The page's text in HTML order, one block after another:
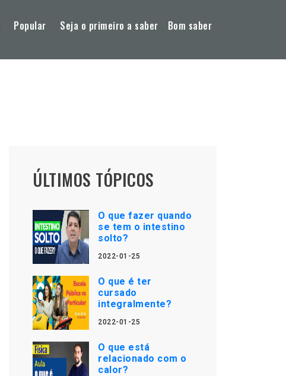
Popular Seja o primeiro a saber Bom saber
ÚLTIMOS TÓPICOS
O que fazer quando
se tem o intestino
solto?
2022-01-25
O que é ter
cursado
integralmente?
2022-01-25
O que está
relacionado com o
calor?